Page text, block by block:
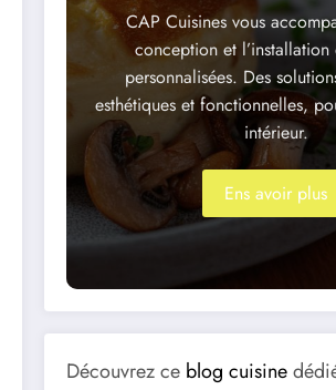
CAP Cuisines vous
conception et l’installation
personnalisées. Des
esthétiques et fonctionnelles,
intérieur.
Ens avoir plus
Découvrez ce blog cuisine